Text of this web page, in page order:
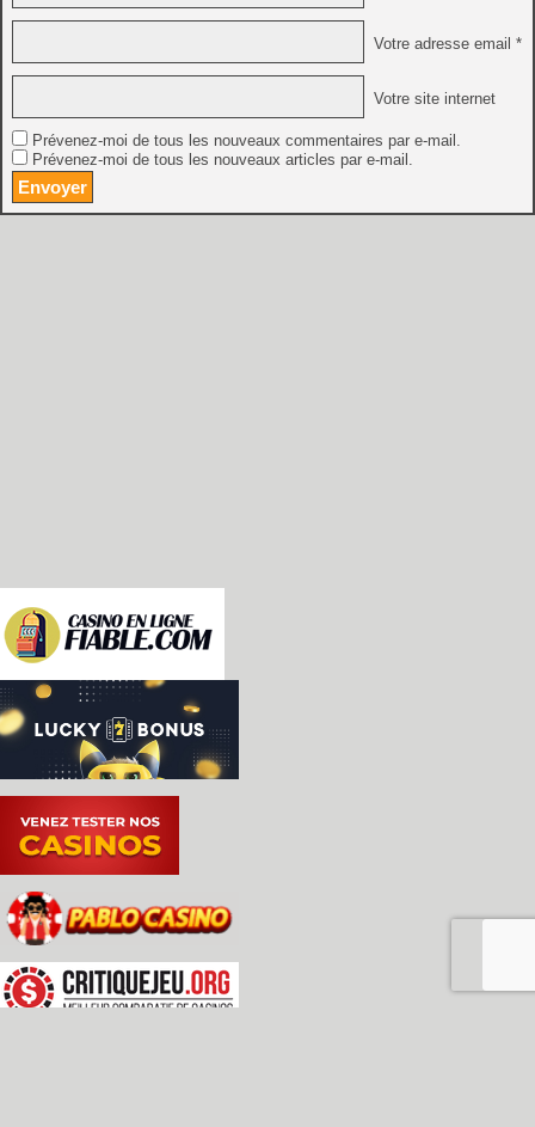
Votre adresse email *
Votre site internet
Prévenez-moi de tous les nouveaux commentaires par e-mail.
Prévenez-moi de tous les nouveaux articles par e-mail.